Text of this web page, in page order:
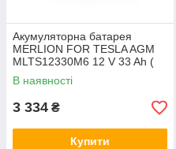
Акумуляторна батарея
MERLION FOR TESLA AGM
MLTS12330M6 12 V 33 Ah (
195 x 130 x 155 (165) ), 11.8
kg Blue Q1
В наявності
3 334 ₴
Купити